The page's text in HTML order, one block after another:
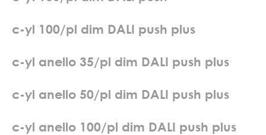
c-yl 100/pl dim DALI push plus
c-yl anello 35/pl dim DALI push plus
c-yl anello 50/pl dim DALI push plus
c-yl anello 100/pl dim DALI push plus